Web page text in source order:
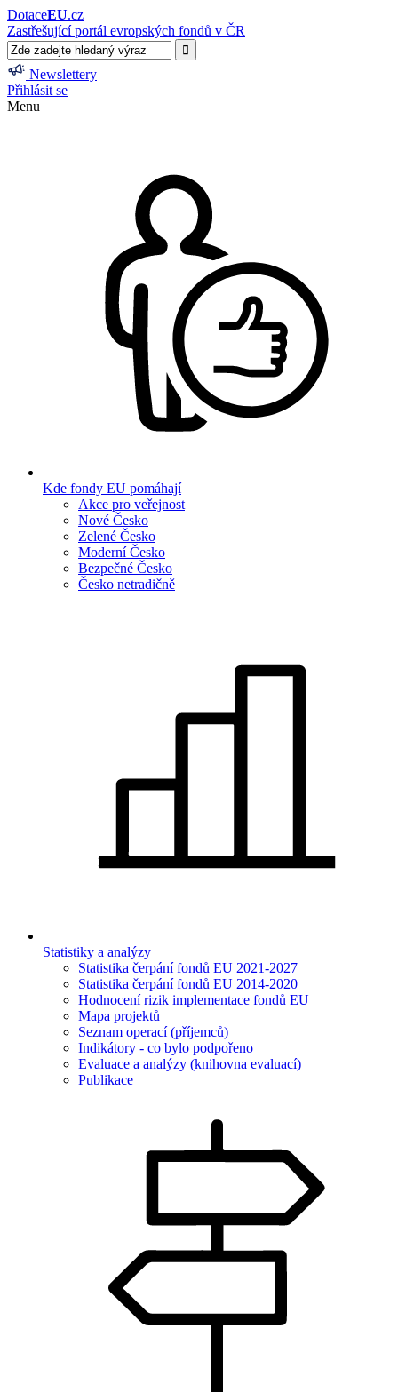
DotaceEU.cz
Zastřešující portál evropských fondů v ČR
Newslettery
Přihlásit se
Menu
Kde fondy EU pomáhají
Akce pro veřejnost
Nové Česko
Zelené Česko
Moderní Česko
Bezpečné Česko
Česko netradičně
Statistiky a analýzy
Statistika čerpání fondů EU 2021-2027
Statistika čerpání fondů EU 2014-2020
Hodnocení rizik implementace fondů EU
Mapa projektů
Seznam operací (příjemců)
Indikátory - co bylo podpořeno
Evaluace a analýzy (knihovna evaluací)
Publikace